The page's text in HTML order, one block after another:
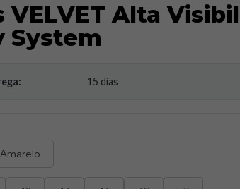
VELVET Alta
System​
15 dias
Amarelo